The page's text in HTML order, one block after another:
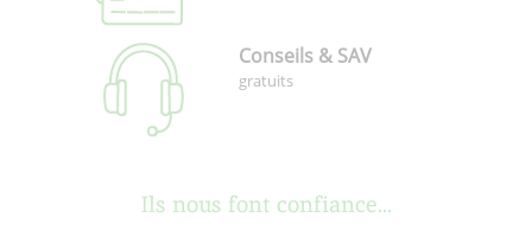
Conseils & SAV
gratuits
Ils nous font confiance...